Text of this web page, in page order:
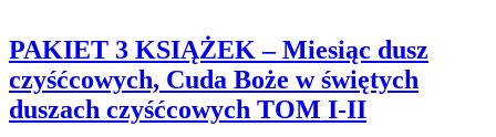
PAKIET 3 KSIĄŻEK – Miesiąc dusz
czyśćcowych, Cuda Boże w świętych
duszach czyśćcowych TOM I-II